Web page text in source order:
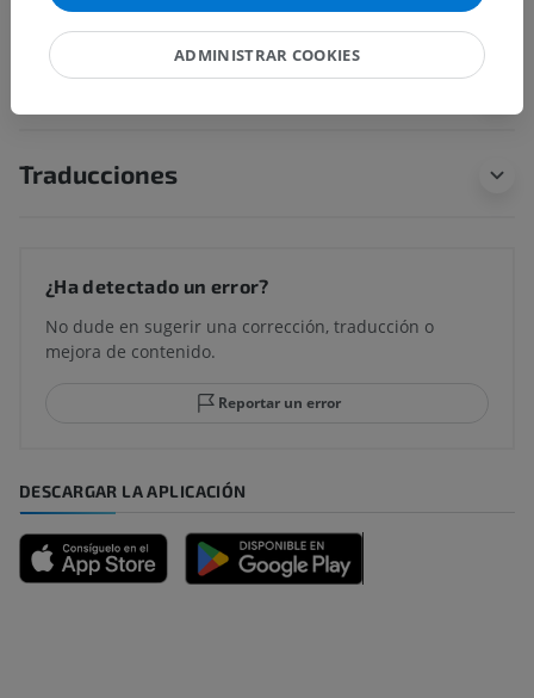
Anatomía comparada en animales
Traducciones
¿Ha detectado un error?
No dude en sugerir una corrección, traducción o
mejora de contenido.
Reportar un error
DESCARGAR LA APLICACIÓN
ADMINISTRAR COOKIES